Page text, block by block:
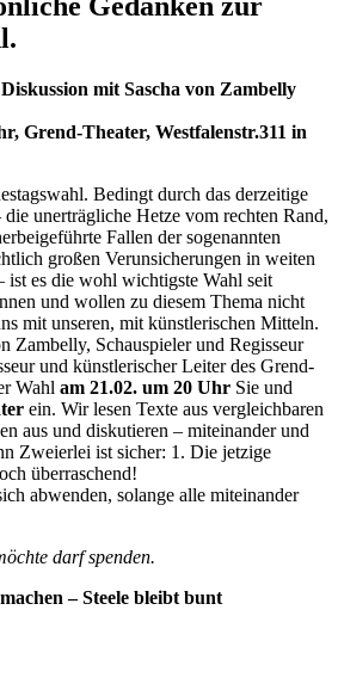
mit Sascha von Zambelly
Grend-Theater, Westfalenstr.311 in
Bedingt durch das derzeitige
unerträgliche Hetze vom rechten Rand,
Fallen der sogenannten
großen Verunsicherungen in weiten
ist es die wohl wichtigste Wahl seit
und wollen zu diesem Thema nicht
mit unseren, mit künstlerischen Mitteln.
Zambelly, Schauspieler und Regisseur
und künstlerischer Leiter des Grend-
Wahl am 21.02. um 20 Uhr Sie und
ein. Wir lesen Texte aus vergleichbaren
aus und diskutieren – miteinander und
Zweierlei ist sicher: 1. Die jetzige
überraschend!
abwenden, solange alle miteinander
darf spenden.
– Steele bleibt bunt